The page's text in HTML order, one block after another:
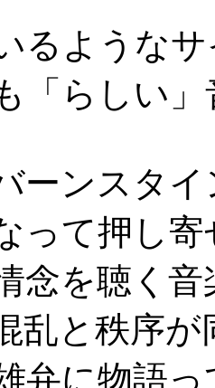
るような
「らしい
ーンスタ
って押し寄
念を聴く
乱と秩序
弁に物語